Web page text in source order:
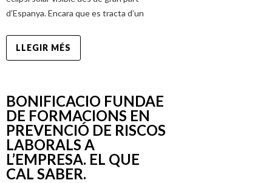
d’Espanya. Encara que es tracta d’un
LLEGIR MÉS
BONIFICACIO FUNDAE
DE FORMACIONS EN
PREVENCIÓ DE RISCOS
LABORALS A
L’EMPRESA. EL QUE
CAL SABER.